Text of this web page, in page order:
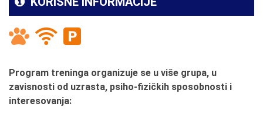
Program treninga organizuje se u više grupa, u
zavisnosti od uzrasta, psiho-fizičkih sposobnosti i
interesovanja: